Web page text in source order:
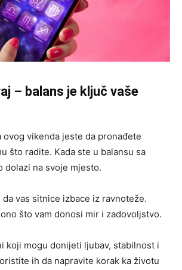
– balans je ključ vaše
ovog vikenda jeste da pronađete
što radite. Kada ste u balansu sa
dolazi na svoje mjesto.
vas sitnice izbace iz ravnoteže.
što vam donosi mir i zadovoljstvo.
koji mogu donijeti ljubav, stabilnost i
ih da napravite korak ka životu